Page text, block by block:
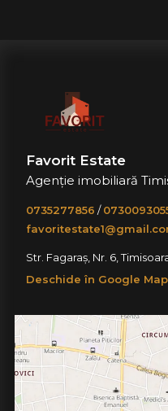
Favorit Estate
Agenție imobiliară
0735277856 /
Str. Fagaraș, Nr. 6,
Deschide în Google